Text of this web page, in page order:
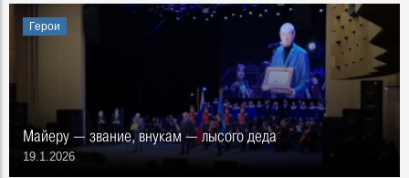
Герои
Майеру — звание, внукам — лысого деда
19.1.2026